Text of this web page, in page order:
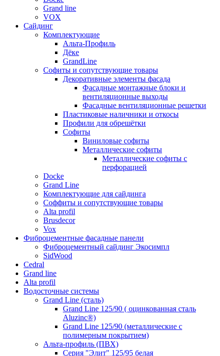
Grand line
VOX
Сайдинг
Комплектующие
Альта-Профиль
Дёке
GrandLine
Софиты и сопутствующие товары
Декоративные элементы фасада
Фасадные монтажные блоки и
вентиляционные выходы
Фасадные вентиляционные решетки
Пластиковые наличники и откосы
Профили для обрешётки
Софиты
Виниловые софиты
Металлические софиты
Металлические софиты с
перфорацией
Docke
Grand Line
Комплектующие для сайдинга
Соффиты и сопутствующие товары
Alta profil
Brusdecor
Vox
Фиброцементные фасадные панели
Фиброцементный сайдинг Экосимпл
SidWood
Cedral
Grand line
Аlta profil
Водосточные системы
Grand Line (сталь)
Grand Line 125/90 ( оцинкованная сталь
Aluzinc®)
Grand Line 125/90 (металлические с
полимерным покрытием)
Альта-профиль (ПВХ)
Серия "Элит" 125/95 белая